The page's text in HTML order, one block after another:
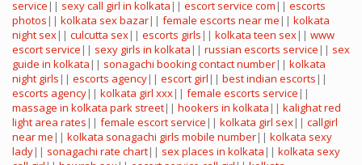
service || sexy call girl in kolkata || escort service com || escorts
photos || kolkata sex bazar|| female escorts near me || kolkata
night sex|| culcutta sex|| escorts girls || kolkata teen sex|| www
escort service || sexy girls in kolkata || russian escorts service || sex
guide in kolkata || sonagachi booking contact number|| kolkata
night girls || escorts agency|| escort girl || best indian escorts ||
escorts agency|| kolkata girl xxx|| female escorts service ||
massage in kolkata park street|| hookers in kolkata || kalighat red
light area rates || female escort service || kolkata girl sex|| callgirl
near me || kolkata sonagachi girls mobile number|| kolkata sexy
lady|| sonagachi rate chart|| sex places in kolkata || kolkata sexy